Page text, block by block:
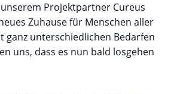
Projektpartner Cureus
Zuhause für Menschen aller
ganz unterschiedlichen Bedarfen
uns, dass es nun bald losgehen